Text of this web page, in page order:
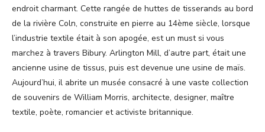
endroit charmant. Cette rangée de huttes de tisserands au bord
de la rivière Coln, construite en pierre au 14ème siècle, lorsque
l’industrie textile était à son apogée, est un must si vous
marchez à travers Bibury. Arlington Mill, d’autre part, était une
ancienne usine de tissus, puis est devenue une usine de maïs.
Aujourd’hui, il abrite un musée consacré à une vaste collection
de souvenirs de William Morris, architecte, designer, maître
textile, poète, romancier et activiste britannique.